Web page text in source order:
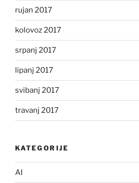
rujan 2017
kolovoz 2017
srpanj 2017
lipanj 2017
svibanj 2017
travanj 2017
KATEGORIJE
AI